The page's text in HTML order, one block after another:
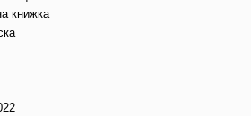
книжка